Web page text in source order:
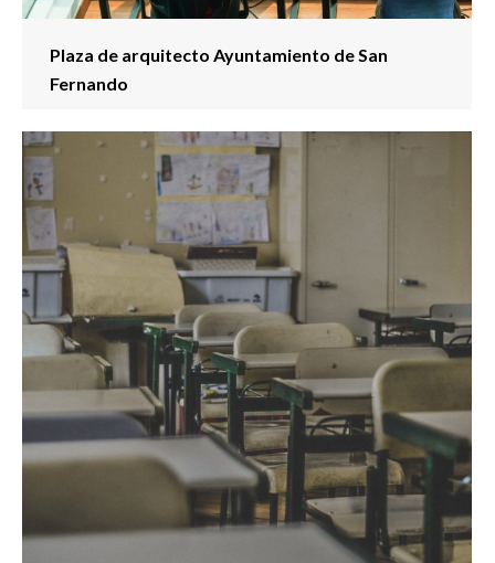
Plaza de arquitecto Ayuntamiento de San
Fernando